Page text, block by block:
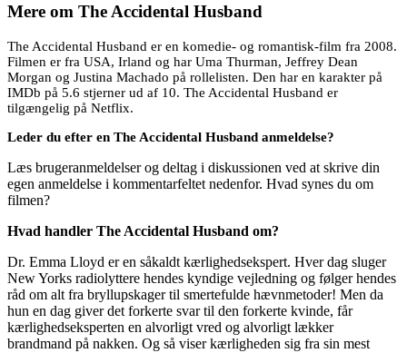
Mere om The Accidental Husband
The Accidental Husband er en komedie- og romantisk-film fra 2008.
Filmen er fra USA, Irland og har Uma Thurman, Jeffrey Dean
Morgan og Justina Machado på rollelisten. Den har en karakter på
IMDb på 5.6 stjerner ud af 10. The Accidental Husband er
tilgængelig på Netflix.
Leder du efter en The Accidental Husband anmeldelse?
Læs brugeranmeldelser og deltag i diskussionen ved at skrive din
egen anmeldelse i kommentarfeltet nedenfor. Hvad synes du om
filmen?
Hvad handler The Accidental Husband om?
Dr. Emma Lloyd er en såkaldt kærlighedsekspert. Hver dag sluger
New Yorks radiolyttere hendes kyndige vejledning og følger hendes
råd om alt fra bryllupskager til smertefulde hævnmetoder! Men da
hun en dag giver det forkerte svar til den forkerte kvinde, får
kærlighedseksperten en alvorligt vred og alvorligt lækker
brandmand på nakken. Og så viser kærligheden sig fra sin mest